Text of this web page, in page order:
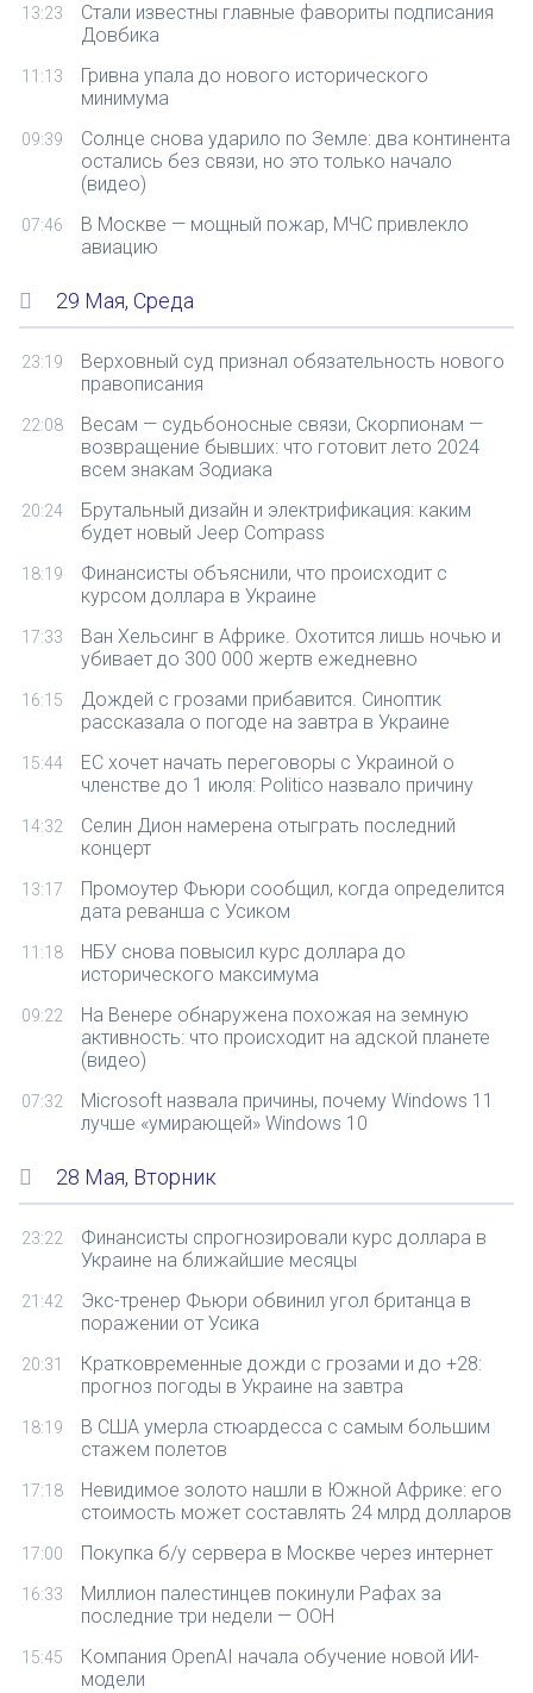
13:23
Стали известны главные фавориты подписания
Довбика
11:13
Гривна упала до нового исторического
минимума
09:39
Солнце снова ударило по Земле: два континента
остались без связи, но это только начало
(видео)
07:46
В Москве — мощный пожар, МЧС привлекло
авиацию
29 Мая, Среда
23:19
Верховный суд признал обязательность нового
правописания
22:08
Весам — судьбоносные связи, Скорпионам —
возвращение бывших: что готовит лето 2024
всем знакам Зодиака
20:24
Брутальный дизайн и электрификация: каким
будет новый Jeep Compass
18:19
Финансисты объяснили, что происходит с
курсом доллара в Украине
17:33
Ван Хельсинг в Африке. Охотится лишь ночью и
убивает до 300 000 жертв ежедневно
16:15
Дождей с грозами прибавится. Синоптик
рассказала о погоде на завтра в Украине
15:44
ЕС хочет начать переговоры с Украиной о
членстве до 1 июля: Politico назвало причину
14:32
Селин Дион намерена отыграть последний
концерт
13:17
Промоутер Фьюри сообщил, когда определится
дата реванша с Усиком
11:18
НБУ снова повысил курс доллара до
исторического максимума
09:22
На Венере обнаружена похожая на земную
активность: что происходит на адской планете
(видео)
07:32
Microsoft назвала причины, почему Windows 11
лучше «умирающей» Windows 10
28 Мая, Вторник
23:22
Финансисты спрогнозировали курс доллара в
Украине на ближайшие месяцы
21:42
Экс-тренер Фьюри обвинил угол британца в
поражении от Усика
20:31
Кратковременные дожди с грозами и до +28:
прогноз погоды в Украине на завтра
18:19
В США умерла стюардесса с самым большим
стажем полетов
17:18
Невидимое золото нашли в Южной Африке: его
стоимость может составлять 24 млрд долларов
17:00 Покупка б/у сервера в Москве через интернет
16:33
Миллион палестинцев покинули Рафах за
последние три недели — ООН
15:45
Компания OpenAI начала обучение новой ИИ-
модели